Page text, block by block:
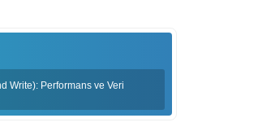
Write): Performans ve Veri